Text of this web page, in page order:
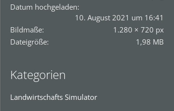
Datum hochgeladen
10. August 2021 um 16:41
Bildmaße
1.280 × 720 px
Dateigröße
1,98 MB
Kategorien
Landwirtschafts Simulator